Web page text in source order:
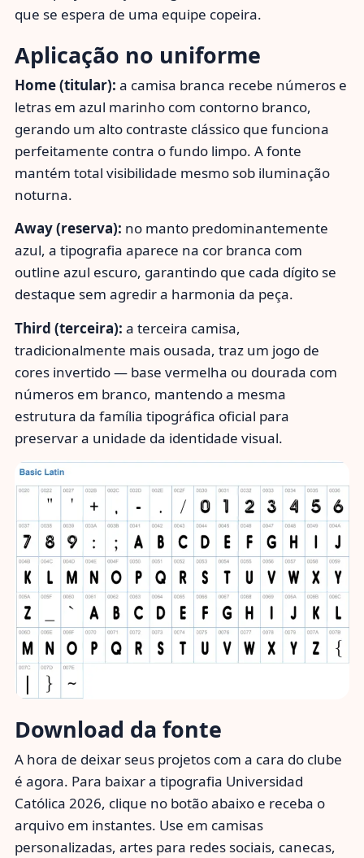
que se espera de uma equipe copeira.
Aplicação no uniforme
Home (titular): a camisa branca recebe números e
letras em azul marinho com contorno branco,
gerando um alto contraste clássico que funciona
perfeitamente contra o fundo limpo. A fonte
mantém total visibilidade mesmo sob iluminação
noturna.
Away (reserva): no manto predominantemente
azul, a tipografia aparece na cor branca com
outline azul escuro, garantindo que cada dígito se
destaque sem agredir a harmonia da peça.
Third (terceira): a terceira camisa,
tradicionalmente mais ousada, traz um jogo de
cores invertido — base vermelha ou dourada com
números em branco, mantendo a mesma
estrutura da família tipográfica oficial para
preservar a unidade da identidade visual.
Download da fonte
A hora de deixar seus projetos com a cara do clube
é agora. Para baixar a tipografia Universidad
Católica 2026, clique no botão abaixo e receba o
arquivo em instantes. Use em camisas
personalizadas, artes para redes sociais, canecas,